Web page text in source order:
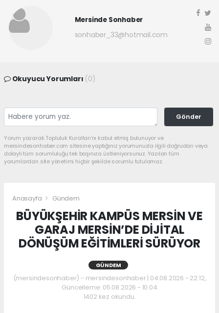
Mersinde Sonhaber
sonhaber_33@hotmail.com
Okuyucu Yorumları (0)
Gönder
Yorum yazarak Topluluk Kuralları’nı kabul etmiş bulunuyor ve
mersindesonhaber.com sitesine yaptığınız yorumunuzla ilgili doğrudan veya
dolaylı tüm sorumluluğu tek başınıza üstleniyorsunuz. Yazılan tüm
yorumlardan site yönetimi hiçbir şekilde sorumlu tutulamaz.
Anasayfa Gündem
BÜYÜKŞEHİR KAMPÜS MERSİN VE
GARAJ MERSİN’DE DİJİTAL
DÖNÜŞÜM EĞİTİMLERİ SÜRÜYOR
GÜNDEM
(mersindesonhaber) - mersindesonhaber | 04.08.2026 - 22:12,
Güncelleme: 05.08.2026 - 10:04
1402 kez okundu.